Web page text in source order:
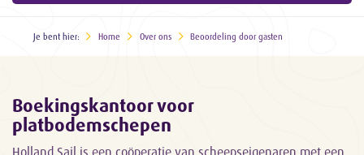
Je bent hier: Home Over ons Beoordeling door gasten
Boekingskantoor voor
platbodemschepen
Holland Sail is een coöperatie van scheepseigenaren met een